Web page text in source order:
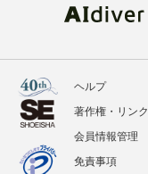
ヘルプ
著作権・リンク
会員情報管理
免責事項